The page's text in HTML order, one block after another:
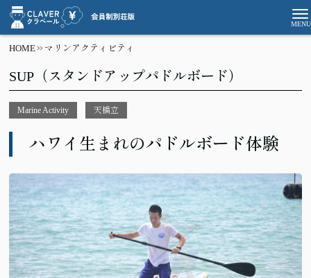
HOME マリンアクティビティ
SUP（スタンドアップパドルボード）
Marine Activity 天橋立
ハワイ生まれのパドルボード体験